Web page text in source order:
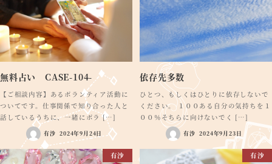
無料占い CASE-104-
【ご相談内容】あるボランティア活動に
ついてです。仕事関係で知り合った人と
話しているうちに、一緒にボラ […]
有沙 2024年9月24日
依存先多数
ひとつ、もしくはひとりに依存しないで
ください。 １００ある自分の気持ちを１
００％そちらに向けないでく […]
有沙 2024年9月23日
有沙 有沙